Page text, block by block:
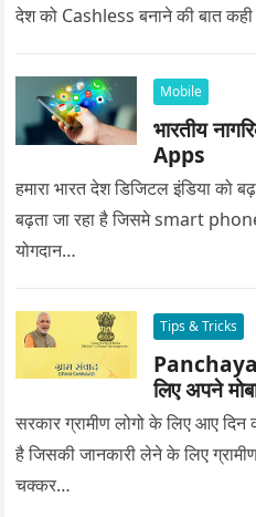
देश को Cashless बनाने की बात
Mobile
भारतीय
Apps
हमारा भारत देश डिजिटल इंडिया को
बढ़ता जा रहा है जिसमे smart
योगदान…
Tips & Tricks
लिए अपने
सरकार ग्रामीण लोगो के लिए आए दिन
है जिसकी जानकारी लेने के लिए
चक्कर…